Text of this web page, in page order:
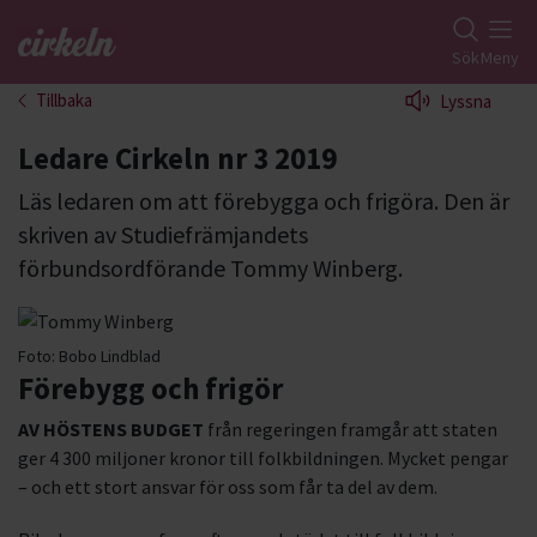
Gå till studiefrämjandets startsida SökMeny
Tillbaka Lyssna
Ledare Cirkeln nr 3 2019
Läs ledaren om att förebygga och frigöra. Den är
skriven av Studiefrämjandets
förbundsordförande Tommy Winberg.
Foto: Bobo Lindblad
Förebygg och frigör
AV HÖSTENS BUDGET från regeringen framgår att staten
ger 4 300 miljoner kronor till folkbildningen. Mycket pengar
– och ett stort ansvar för oss som får ta del av dem.